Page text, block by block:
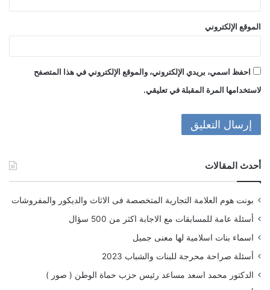
الموقع الإلكتروني
احفظ اسمي، بريدي الإلكتروني، والموقع الإلكتروني في هذا المتصفح
لاستخدامها المرة المقبلة في تعليقي.
أحدث المقالات
بونت هوم العلامة التجارية المتخصصة فى الاثاث والديكور والمفروشات
أسئلة عامة للمسابقات مع الاجابة اكثر من 500 سؤال
اسماء بنات اسلامية لها معنى جميل
أسئلة صراحة محرجة للبنات والشباب 2023
الدكتور محمد اسعد مساعد رئيس حزب حماة الوطن ( صور )